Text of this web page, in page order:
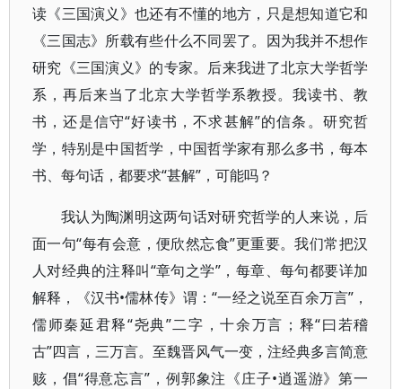
读《三国演义》也还有不懂的地方，只是想知道它和
《三国志》所载有些什么不同罢了。因为我并不想作
研究《三国演义》的专家。后来我进了北京大学哲学
系，再后来当了北京大学哲学系教授。我读书、教
书，还是信守“好读书，不求甚解”的信条。研究哲
学，特别是中国哲学，中国哲学家有那么多书，每本
书、每句话，都要求“甚解”，可能吗？
我认为陶渊明这两句话对研究哲学的人来说，后
面一句“每有会意，便欣然忘食”更重要。我们常把汉
人对经典的注释叫“章句之学”，每章、每句都要详加
解释，《汉书•儒林传》谓：“一经之说至百余万言”，
儒师秦延君释“尧典”二字，十余万言；释“曰若稽
古”四言，三万言。至魏晋风气一变，注经典多言简意
赅，倡“得意忘言”，例郭象注《庄子•逍遥游》第一